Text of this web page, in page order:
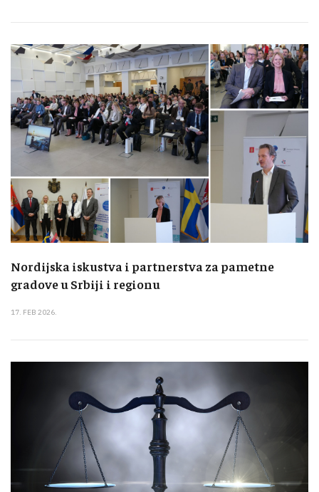
Nordijska iskustva i partnerstva za pametne
gradove u Srbiji i regionu
17. FEB 2026.